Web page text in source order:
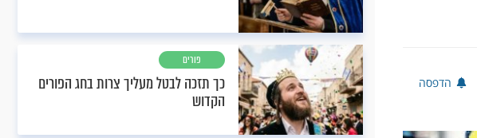
הדפסה
פורים
כך תזכה לבטל מעליך צרות בחג הפורים
הקדוש